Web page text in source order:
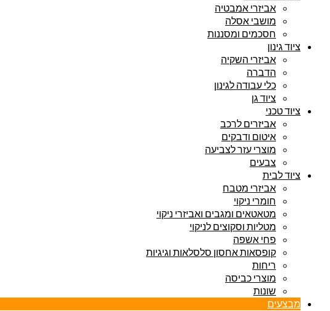
אביזרי אמבטיה
מושבי אסלה
חסכמים ומסננות
ציוד גינון
אביזרי השקיה
הדברה
כלי עבודה לגינון
ציוד גן
ציוד טכני
אביזרים לרכב
איטום ודבקים
מוצרי עזר לצביעה
צבעים
ציוד לבית
אביזרי מטבח
חומרי ניקוי
מטאטאים ומגבים ואביזרי ניקוי
מטליות וסקוצים לניקוי
פחי אשפה
קופסאות אחסון סלסלאות וגיגיות
ריחות
מוצרי כביסה
שונות
מבצעים